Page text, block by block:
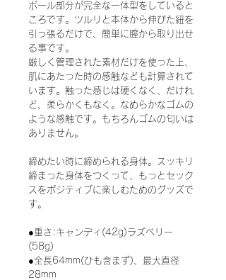
ボール部分が完全な一体型をしていると
ころです。ツルリと本体から伸びた紐を
引っ張るだけで、簡単に膣から取り出せ
る事です。
厳しく管理された素材だけを使った上、
肌にあたった時の感触なども計算されて
います。触った感じは硬くなく、だけれ
ど、柔らかくもなく。なめらかなゴムの
ような感触です。もちろんゴムの匂いは
ありません。
締めたい時に締められる身体。スッキリ
締まった身体をつくって、もっとセック
スをポジティブに楽しむためのグッズで
す。
●重さ:キャンディ(42g)ラズベリー
(58g)
●全長64mm(ひも含まず)、最大直径
28mm